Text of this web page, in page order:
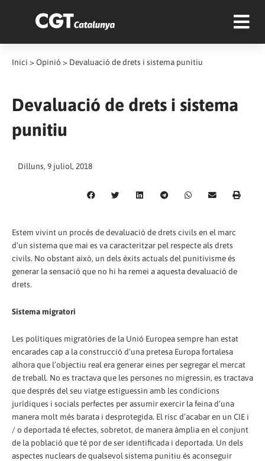
Inici > Opinió > Devaluació de drets i sistema punitiu
Devaluació de drets i sistema
punitiu
Dilluns, 9 juliol, 2018
Estem vivint un procés de devaluació de drets civils en el marc
d’un sistema que mai es va caracteritzar pel respecte als drets
civils. No obstant això, un dels èxits actuals del punitivisme és
generar la sensació que no hi ha remei a aquesta devaluació de
drets.
Sistema migratori
Les polítiques migratòries de la Unió Europea sempre han estat
encarades cap a la construcció d’una pretesa Europa fortalesa
alhora que l’objectiu real era generar eines per segregar el mercat
de treball. No es tractava que les persones no migressin, es tractava
que després del seu viatge estiguessin amb les condicions
jurídiques i socials perfectes per assumir exercir la feina d’una
manera molt més barata i desprotegida. El risc d’acabar en un CIE i
/ o deportada té efectes, sobretot, de manera àmplia en el conjunt
de la població que té por de ser identificada i deportada. Un dels
aspectes nuclears de qualsevol sistema punitiu és aconseguir